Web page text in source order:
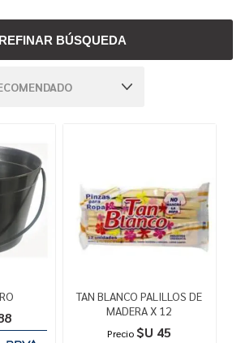
REFINAR BÚSQUEDA
TAN BLANCO PALILLOS DE
MADERA X 12
Precio $U 45